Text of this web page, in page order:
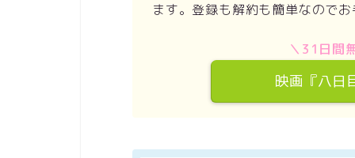
ます。登録も解約も簡単なので
＼31日間
映画『八日